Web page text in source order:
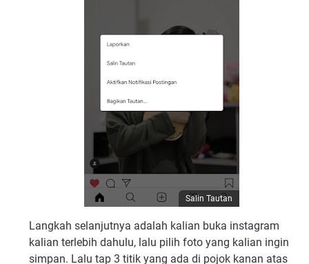
Salin Tautan
Langkah selanjutnya adalah kalian buka instagram
kalian terlebih dahulu, lalu pilih foto yang kalian ingin
simpan. Lalu tap 3 titik yang ada di pojok kanan atas